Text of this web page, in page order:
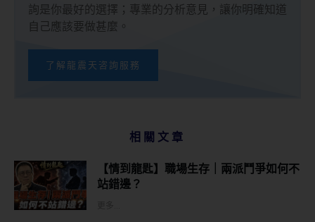
詢是你最好的選擇；專業的分析意見，讓你明確知道
自己應該要做甚麼。
了解龍震天咨詢服務
相關文章
【情到龍匙】職場生存｜兩派鬥爭如何不
站錯邊？